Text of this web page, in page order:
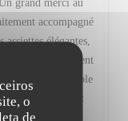
o
de
grand merci au
accompagné
élégantes,
parfaitement
d’un véritable
sans hésitation et